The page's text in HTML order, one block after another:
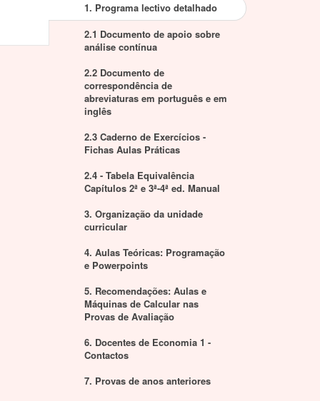
1. Programa lectivo detalhado
2.1 Documento de apoio sobre
análise contínua
2.2 Documento de
correspondência de
abreviaturas em português e em
inglês
2.3 Caderno de Exercícios -
Fichas Aulas Práticas
2.4 - Tabela Equivalência
Capítulos 2ª e 3ª-4ª ed. Manual
3. Organização da unidade
curricular
4. Aulas Teóricas: Programação
e Powerpoints
5. Recomendações: Aulas e
Máquinas de Calcular nas
Provas de Avaliação
6. Docentes de Economia 1 -
Contactos
7. Provas de anos anteriores